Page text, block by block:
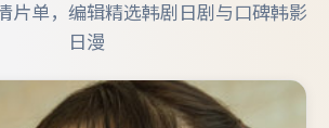
片单，编辑精选韩剧日剧与口碑韩影
日漫